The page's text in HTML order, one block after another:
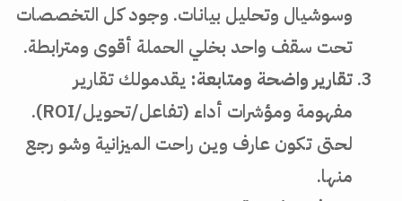
وسوشيال وتحليل بيانات. وجود كل التخصصات
تحت سقف واحد بخلي الحملة أقوى ومترابطة.
تقارير واضحة ومتابعة: يقدمولك تقارير
مفهومة ومؤشرات أداء (تفاعل/تحويل/ROI).
لحتى تكون عارف وين راحت الميزانية وشو رجع
منها.